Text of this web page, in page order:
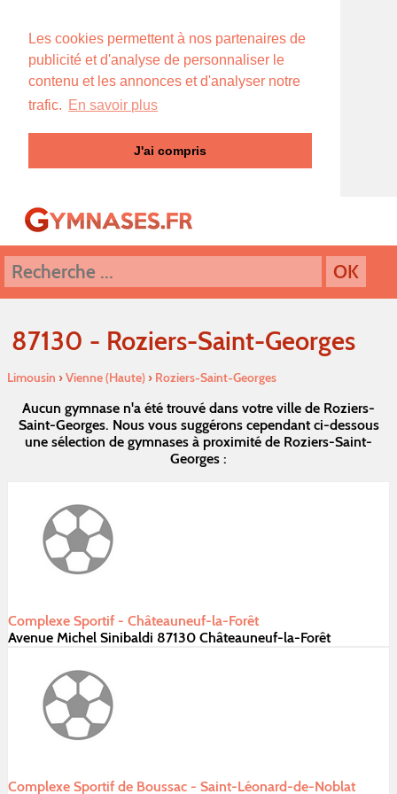
Les cookies permettent à nos partenaires de
publicité et d'analyse de personnaliser le
contenu et les annonces et d'analyser notre
trafic. En savoir plus
J'ai compris
87130 - Roziers-Saint-Georges
Limousin ›Vienne (Haute)› Roziers-Saint-Georges
Aucun gymnase n'a été trouvé dans votre ville de Roziers-
Saint-Georges. Nous vous suggérons cependant ci-dessous
une sélection de gymnases à proximité de Roziers-Saint-
Georges :
Complexe Sportif - Châteauneuf-la-Forêt
Avenue Michel Sinibaldi 87130 Châteauneuf-la-Forêt
Complexe Sportif de Boussac - Saint-Léonard-de-Noblat